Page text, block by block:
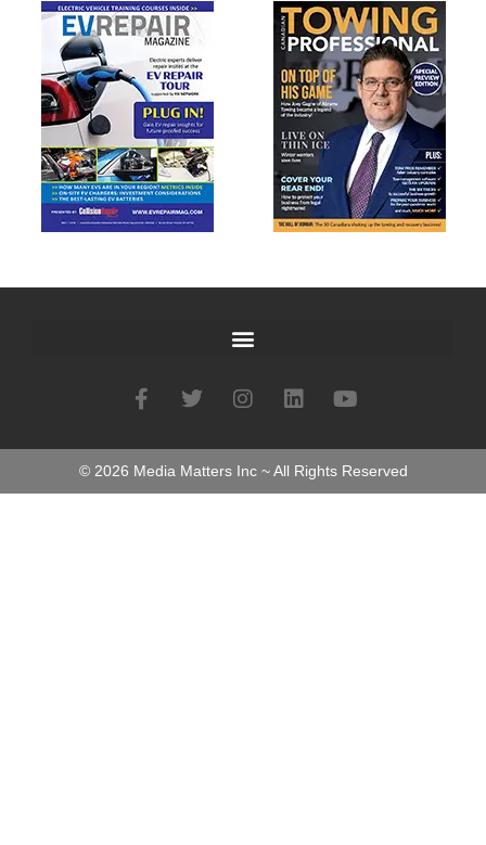
© 2026 Media Matters Inc ~ All Rights Reserved